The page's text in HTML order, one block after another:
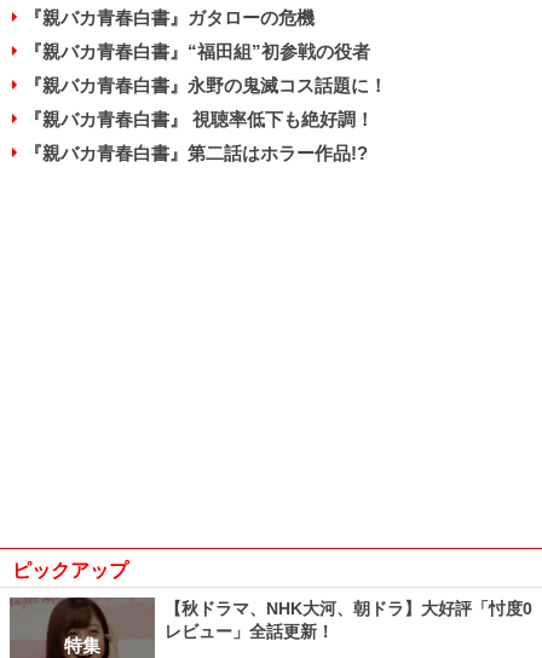
『親バカ青春白書』ガタローの危機
『親バカ青春白書』“福田組”初参戦の役者
『親バカ青春白書』永野の鬼滅コス話題に！
『親バカ青春白書』 視聴率低下も絶好調！
『親バカ青春白書』第二話はホラー作品!?
ピックアップ
特集
【秋ドラマ、NHK大河、朝ドラ】大好評「忖度0
レビュー」全話更新！